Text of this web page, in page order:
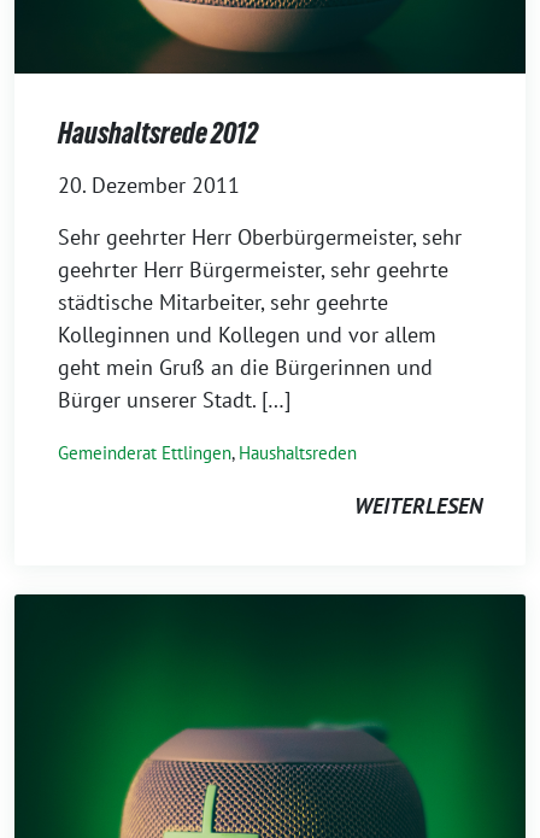
Haushaltsrede 2012
20. Dezember 2011
Sehr geehrter Herr Oberbürgermeister, sehr
geehrter Herr Bürgermeister, sehr geehrte
städtische Mitarbeiter, sehr geehrte
Kolleginnen und Kollegen und vor allem
geht mein Gruß an die Bürgerinnen und
Bürger unserer Stadt. […]
Gemeinderat Ettlingen, Haushaltsreden
WEITERLESEN